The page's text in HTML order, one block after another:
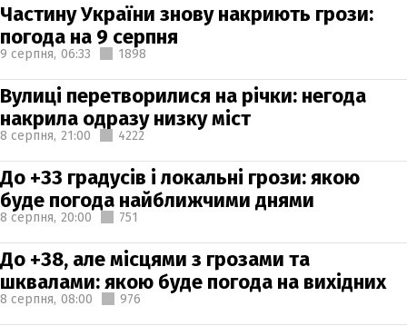
Частину України знову накриють грози:
погода на 9 серпня
9 серпня, 06:33 1898
Вулиці перетворилися на річки: негода
накрила одразу низку міст
8 серпня, 21:00 4222
До +33 градусів і локальні грози: якою
буде погода найближчими днями
8 серпня, 20:00 751
До +38, але місцями з грозами та
шквалами: якою буде погода на вихідних
8 серпня, 08:00 976